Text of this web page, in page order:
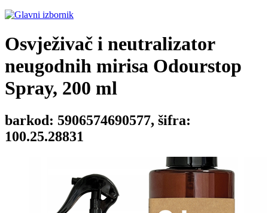
Osvježivač i neutralizator
neugodnih mirisa Odourstop
Spray, 200 ml
barkod: 5906574690577, šifra:
100.25.28831